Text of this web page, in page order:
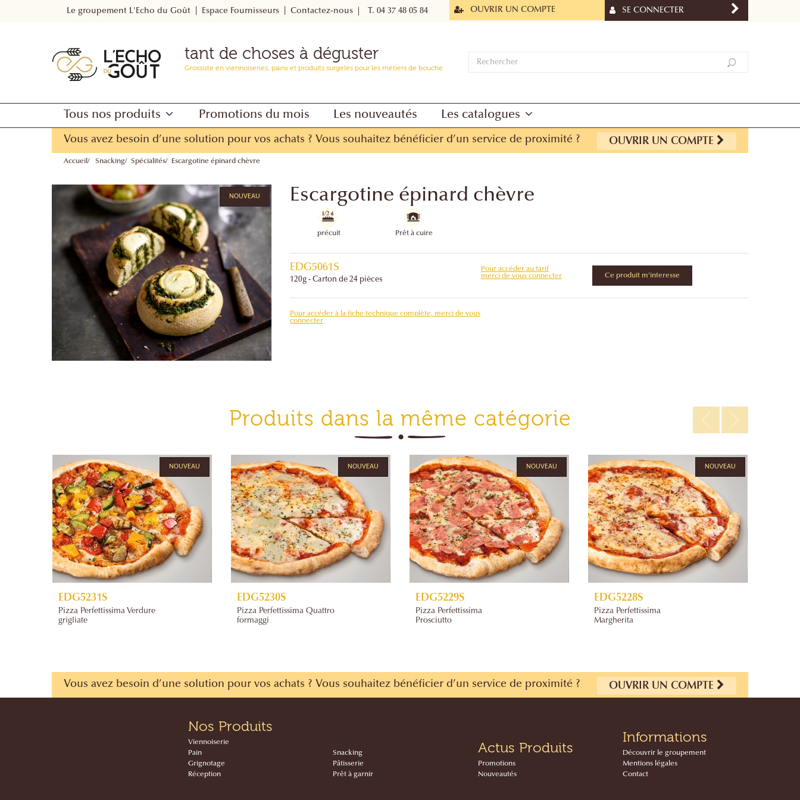
SE CONNECTER
OUVRIR UN COMPTE
T. 04 37 48 05 84
Contactez-nous
Espace Fournisseurs
Le groupement L'Echo du Goût
tant de choses à déguster
Grossiste en viennoiseries, pains et produits surgelés pour les métiers de bouche
Tous nos produits Promotions du mois Les nouveautés Les catalogues
Vous avez besoin d’une solution pour vos achats ? Vous souhaitez bénéficier d’un service de proximité ? OUVRIR UN COMPTE
Accueil Snacking Spécialités Escargotine épinard chèvre
NOUVEAU Escargotine épinard chèvre
précuit Prêt à cuire
EDG5061S
120g - Carton de 24 pièces
Pour accéder au tarif
merci de vous connecter
Ce produit m'interesse
Pour accéder à la fiche technique complète, merci de vous
connecter
Produits dans la même catégorie
NOUVEAU
EDG5231S
Pizza Perfettissima Verdure
grigliate
NOUVEAU
EDG5230S
Pizza Perfettissima Quattro
formaggi
NOUVEAU
EDG5229S
Pizza Perfettissima
Prosciutto
NOUVEAU
EDG5228S
Pizza Perfettissima
Margherita
Vous avez besoin d’une solution pour vos achats ? Vous souhaitez bénéficier d’un service de proximité ? OUVRIR UN COMPTE
Nos Produits
Viennoiserie
Pain
Grignotage
Réception
Snacking
Pâtisserie
Prêt à garnir
Actus Produits
Promotions
Nouveautés
Informations
Découvrir le groupement
Mentions légales
Contact